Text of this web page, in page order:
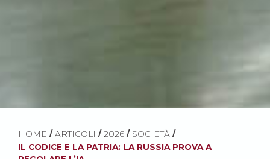
HOME / ARTICOLI / 2026 / SOCIETÀ /
IL CODICE E LA PATRIA: LA RUSSIA PROVA A